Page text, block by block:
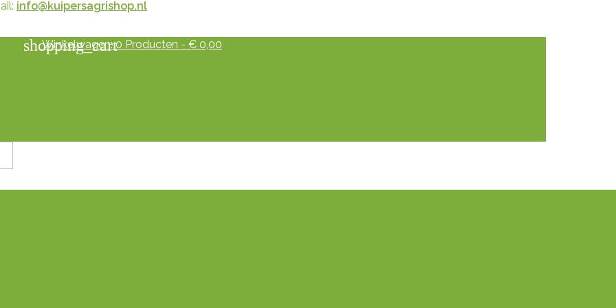
info@kuipersagrishop.nl
shopping_cart
Winkelwagen: 0 Producten - € 0,00